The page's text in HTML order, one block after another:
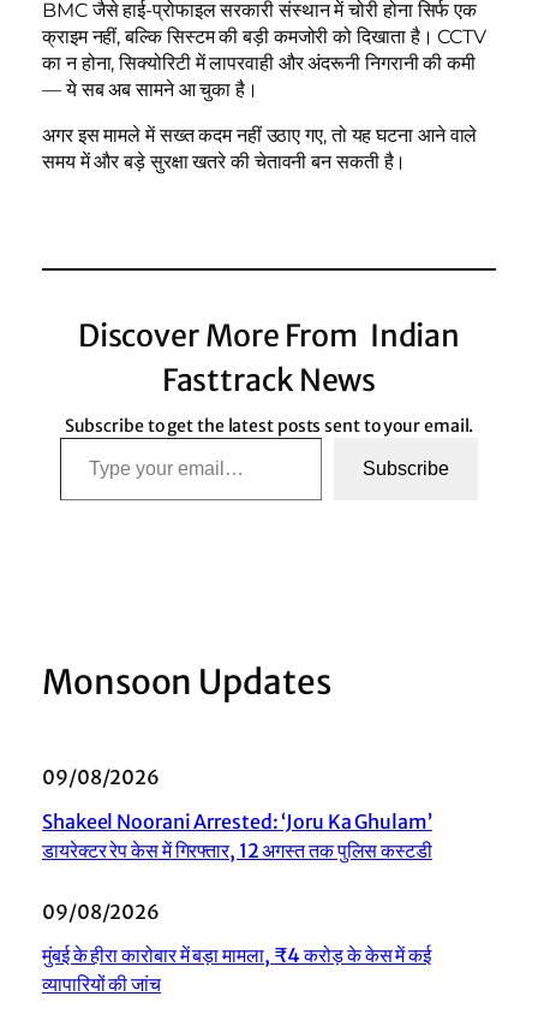
BMC जैसे हाई-प्रोफाइल सरकारी संस्थान में चोरी होना सिर्फ एक
क्राइम नहीं, बल्कि सिस्टम की बड़ी कमजोरी को दिखाता है। CCTV
का न होना, सिक्योरिटी में लापरवाही और अंदरूनी निगरानी की कमी
— ये सब अब सामने आ चुका है।
अगर इस मामले में सख्त कदम नहीं उठाए गए, तो यह घटना आने वाले
समय में और बड़े सुरक्षा खतरे की चेतावनी बन सकती है।
Discover More From Indian
Fasttrack News
Subscribe to get the latest posts sent to your email.
Type your email…
Subscribe
Monsoon Updates
09/08/2026
Shakeel Noorani Arrested: ‘Joru Ka Ghulam’
डायरेक्टर रेप केस में गिरफ्तार, 12 अगस्त तक पुलिस कस्टडी
09/08/2026
मुंबई के हीरा कारोबार में बड़ा मामला, ₹4 करोड़ के केस में कई
व्यापारियों की जांच